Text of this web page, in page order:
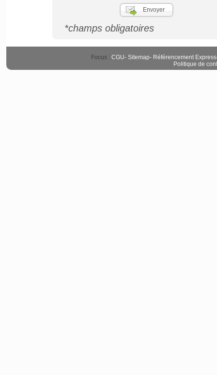
*champs obligatoires
Focus : CGU- Sitemap- Référencement Express
Politique de